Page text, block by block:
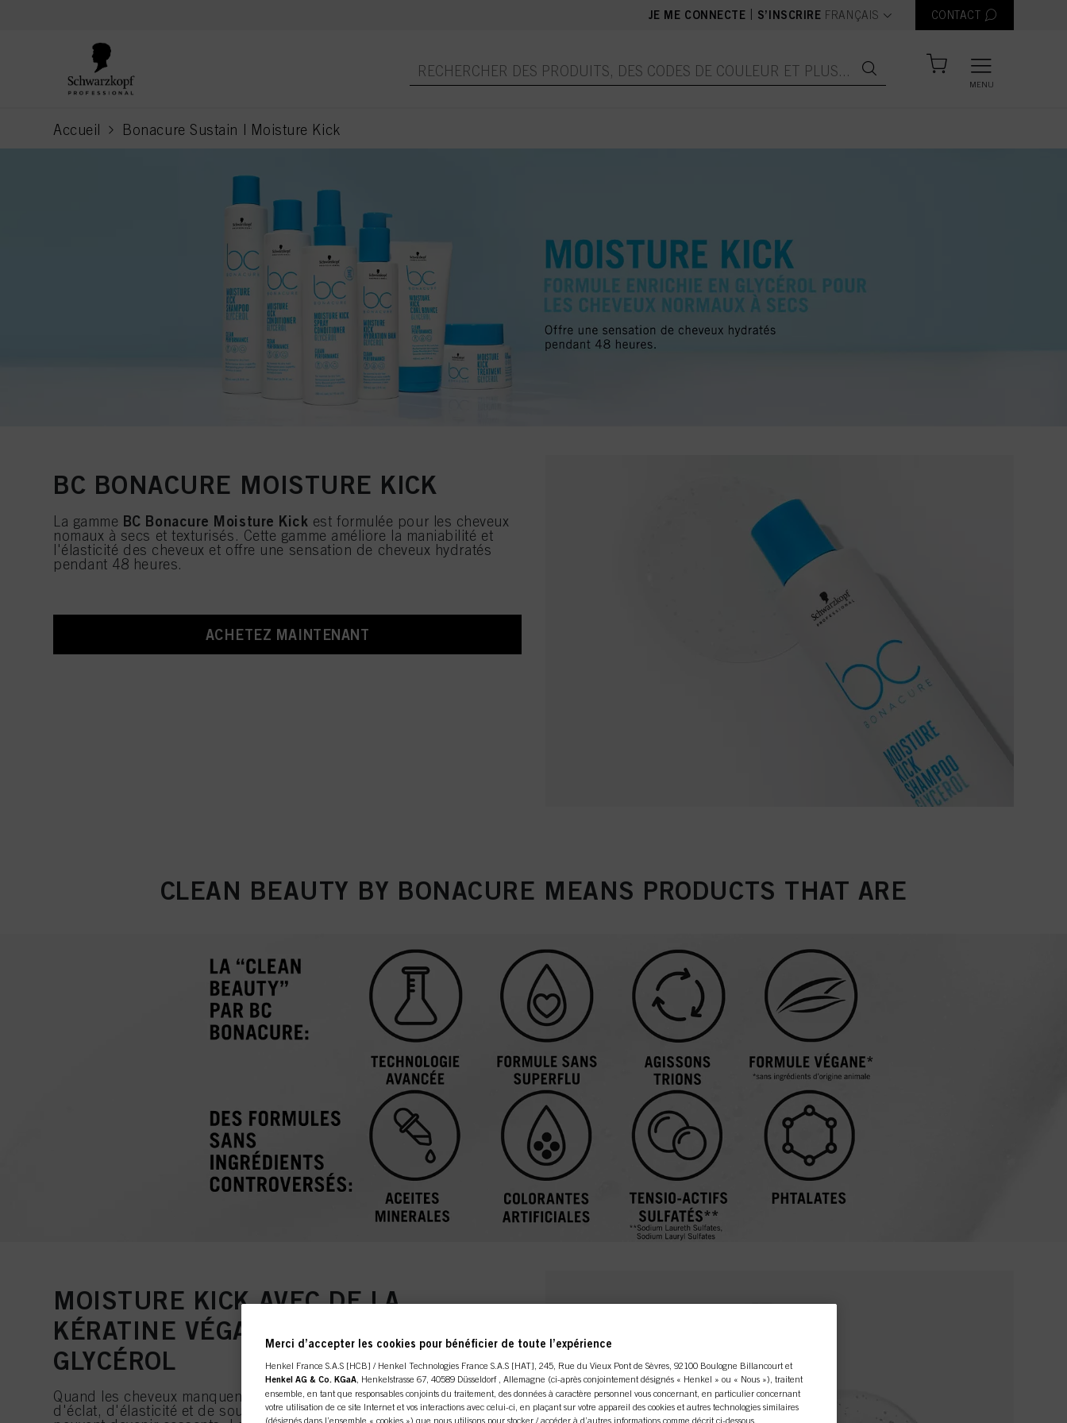
JE ME CONNECTE S’INSCRIRE text.language
FRANÇAIS CONTACT
MENU
Accueil Bonacure Sustain | Moisture Kick
current page
BC BONACURE MOISTURE KICK
La gamme BC Bonacure Moisture Kick est formulée pour les cheveux
nomaux à secs et texturisés. Cette gamme améliore la maniabilité et
l'élasticité des cheveux et offre une sensation de cheveux hydratés
pendant 48 heures.
ACHETEZ MAINTENANT
CLEAN BEAUTY BY BONACURE MEANS PRODUCTS THAT ARE
MOISTURE KICK AVEC DE LA
KÉRATINE VÉGANE ET ENRICHIE EN
GLYCÉROL
Quand les cheveux manquent d'hydratation, ils manquent aussi
d'éclat, d'élasticité et de souplesse. Ils sont plus difficiles à coiffer et
Merci d’accepter les cookies pour bénéficier de toute l’expérience
Henkel France S.A.S [HCB] / Henkel Technologies France S.A.S [HAT], 245, Rue du Vieux Pont de Sèvres, 92100 Boulogne Billancourt et
Henkel AG & Co. KGaA , Henkelstrasse 67, 40589 Düsseldorf , Allemagne (ci-après conjointement désignés « Henkel » ou « Nous »), traitent
ensemble, en tant que responsables conjoints du traitement, des données à caractère personnel vous concernant, en particulier concernant
votre utilisation de ce site Internet et vos interactions avec celui-ci, en plaçant sur votre appareil des cookies et autres technologies similaires
(désignés dans l’ensemble « cookies ») que nous utilisons pour stocker / accéder à d’autres informations comme décrit ci-dessous.